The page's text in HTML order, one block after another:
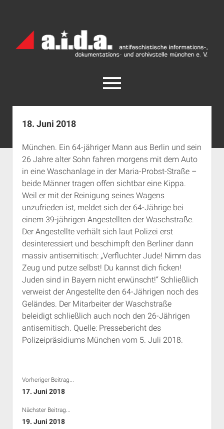
Archiv
München
open
menu
facebook
rss info@aida-archiv.de
Aktuelles
Termine
open
dropdown
menu
Antifaschistische Termine im Süden
Antifaschistische Termine in München
Rechte Termine im Süden
Rechte Termine München
Chronologie
Das Archiv
open
dropdown
menu
a.i.d.a. e. V. unterstützen
Über a.i.d.a.
RSS-Feeds, Twitter & Facebook
Bibliothek
Kontakt & PGP-Key
Impressum
18. Juni 2018
München. Ein 64-jähriger Mann aus Berlin und sein
26 Jahre alter Sohn fahren morgens mit dem Auto
in eine Waschanlage in der Maria-Probst-Straße –
beide Männer tragen offen sichtbar eine Kippa.
Weil er mit der Reinigung seines Wagens
unzufrieden ist, meldet sich der 64-Jährige bei
einem 39-jährigen Angestellten der Waschstraße.
Der Angestellte verhält sich laut Polizei erst
desinteressiert und beschimpft den Berliner dann
massiv antisemitisch: „Verfluchter Jude! Nimm das
Zeug und putze selbst! Du kannst dich ficken!
Juden sind in Bayern nicht erwünscht!“ Schließlich
verweist der Angestellte den 64-Jährigen noch des
Geländes. Der Mitarbeiter der Waschstraße
beleidigt schließlich auch noch den 26-Jährigen
antisemitisch. Quelle: Pressebericht des
Polizeipräsidiums München vom 5. Juli 2018.
Vorheriger Beitrag...
17. Juni 2018
Nächster Beitrag...
19. Juni 2018